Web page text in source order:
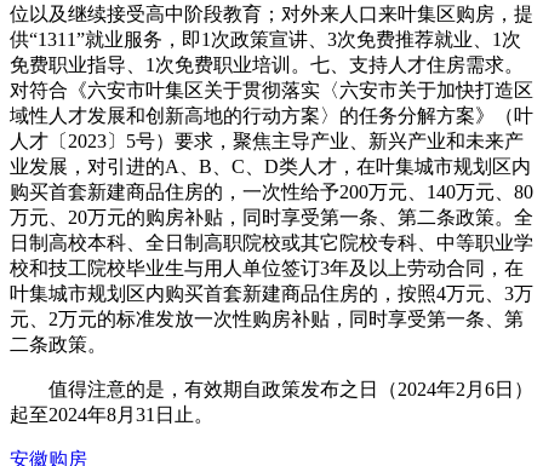
位以及继续接受高中阶段教育；对外来人口来叶集区购房，提
供“1311”就业服务，即1次政策宣讲、3次免费推荐就业、1次
免费职业指导、1次免费职业培训。七、支持人才住房需求。
对符合《六安市叶集区关于贯彻落实〈六安市关于加快打造区
域性人才发展和创新高地的行动方案〉的任务分解方案》（叶
人才〔2023〕5号）要求，聚焦主导产业、新兴产业和未来产
业发展，对引进的A、B、C、D类人才，在叶集城市规划区内
购买首套新建商品住房的，一次性给予200万元、140万元、80
万元、20万元的购房补贴，同时享受第一条、第二条政策。全
日制高校本科、全日制高职院校或其它院校专科、中等职业学
校和技工院校毕业生与用人单位签订3年及以上劳动合同，在
叶集城市规划区内购买首套新建商品住房的，按照4万元、3万
元、2万元的标准发放一次性购房补贴，同时享受第一条、第
二条政策。
值得注意的是，有效期自政策发布之日（2024年2月6日）
起至2024年8月31日止。
安徽购房